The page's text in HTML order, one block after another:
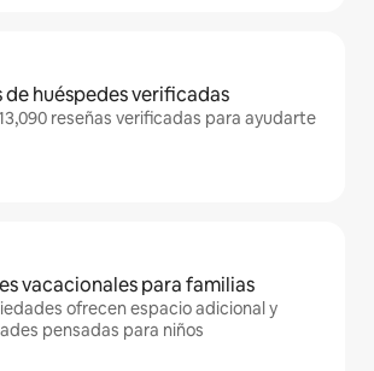
de huéspedes verificadas
reseñas verificadas para ayudarte
vacacionales para familias
ofrecen espacio adicional y
pensadas para niños